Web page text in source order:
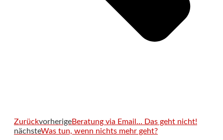
ZurückvorherigeBeratung via Email… Das geht nicht!
nächsteWas tun, wenn nichts mehr geht?